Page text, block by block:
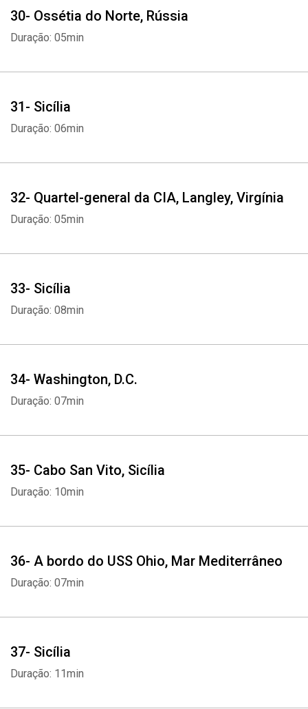
30- Ossétia do Norte, Rússia
Duração: 05min
31- Sicília
Duração: 06min
32- Quartel-general da CIA, Langley, Virgínia
Duração: 05min
33- Sicília
Duração: 08min
34- Washington, D.C.
Duração: 07min
35- Cabo San Vito, Sicília
Duração: 10min
36- A bordo do USS Ohio, Mar Mediterrâneo
Duração: 07min
37- Sicília
Duração: 11min